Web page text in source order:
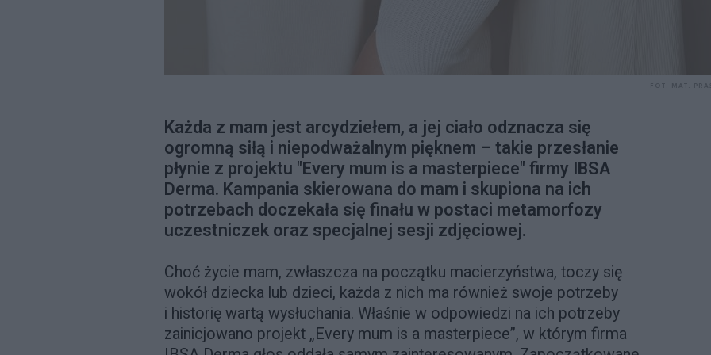
Każda z mam jest arcydziełem, a jej ciało odznacza się
ogromną siłą i niepodważalnym pięknem – takie przesłanie
płynie z projektu "Every mum is a masterpiece" firmy IBSA
Derma. Kampania skierowana do mam i skupiona na ich
potrzebach doczekała się finału w postaci metamorfozy
uczestniczek oraz specjalnej sesji zdjęciowej.
Choć życie mam, zwłaszcza na początku macierzyństwa, toczy się
wokół dziecka lub dzieci, każda z nich ma również swoje potrzeby
i historię wartą wysłuchania. Właśnie w odpowiedzi na ich potrzeby
zainicjowano projekt „Every mum is a masterpiece”, w którym firma